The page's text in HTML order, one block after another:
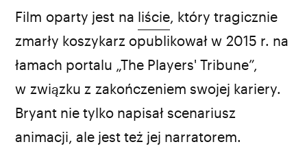
Film oparty jest na liście, który tragicznie
zmarły koszykarz opublikował w 2015 r. na
łamach portalu „The Players' Tribune”,
w związku z zakończeniem swojej kariery.
Bryant nie tylko napisał scenariusz
animacji, ale jest też jej narratorem.